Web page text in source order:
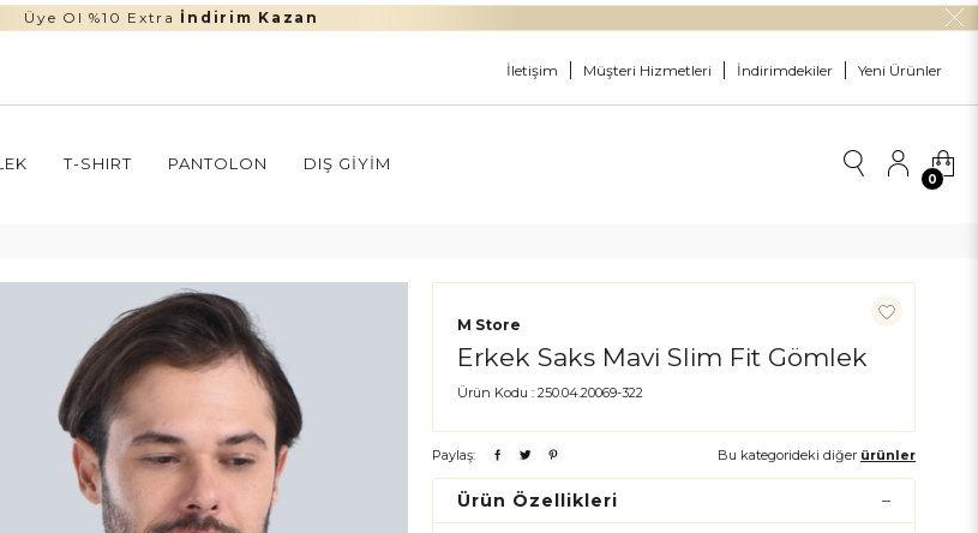
Üye Ol %10 Extra İndirim Kazan
İletişim Müşteri Hizmetleri İndirimdekiler Yeni Ürünler
T-SHIRT PANTOLON DIŞ GIYIM
0
M Store
Erkek Saks Mavi Slim Fit Gömlek
Ürün Kodu : 250.04.20069-322
Paylaş: Bu kategorideki diğer ürünler
Ürün Özellikleri